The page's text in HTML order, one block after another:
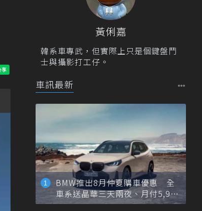
黃俐嘉
韓系車專武，但實際上只是個鍵盤鬥
士與攝影打工仔。
車訊最新
BMW推出8月仲夏購車優惠 全
車系送晶華三天兩夜、月付5,900
元起